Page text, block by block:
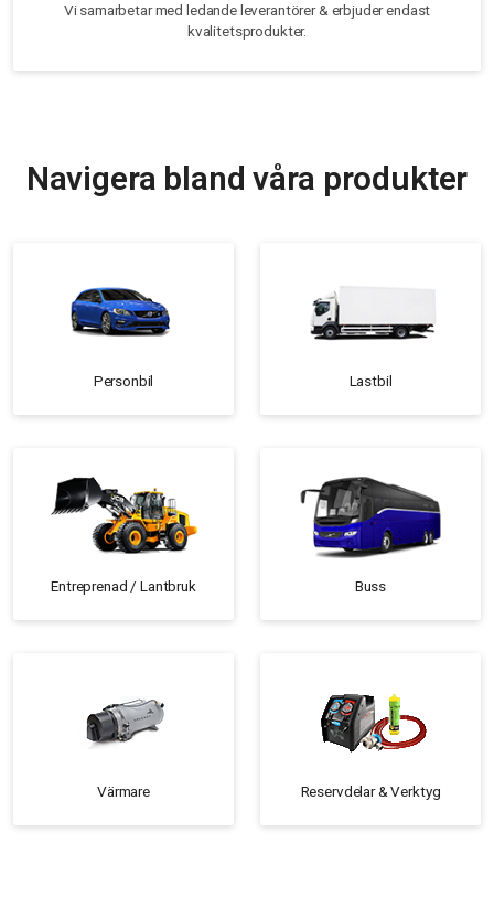
Vi samarbetar med ledande leverantörer & erbjuder endast
kvalitetsprodukter.
Navigera bland våra produkter
Personbil Lastbil
Entreprenad / Lantbruk Buss
Värmare Reservdelar & Verktyg